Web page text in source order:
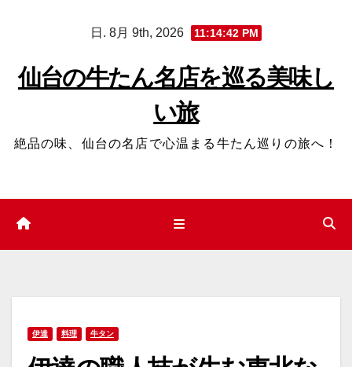
ッ
日. 8月 9th, 2026 11:14:43 PM
仙台の牛たん名店を巡る美味し
い旅
絶品の味、仙台の名店で心温まる牛たん巡りの旅へ！
伊達 料理 牛タン